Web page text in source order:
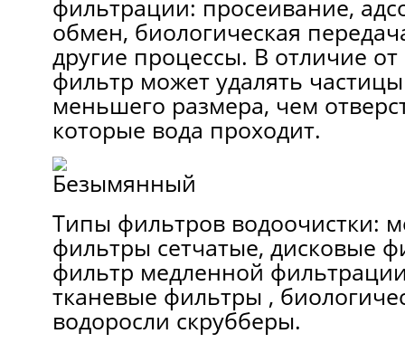
фильтрации: просеивание,
обмен, биологическая
другие процессы. В отличие от
фильтр может удалять
меньшего размера, чем
которые вода проходит.
Типы фильтров водоочистки:
фильтры сетчатые, дисковые
фильтр медленной
тканевые фильтры ,
водоросли скрубберы.